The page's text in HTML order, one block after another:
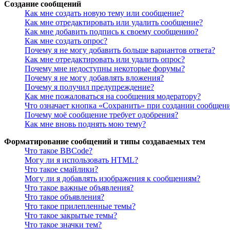
Создание сообщений
Как мне создать новую тему или сообщение?
Как мне отредактировать или удалить сообщение?
Как мне добавить подпись к своему сообщению?
Как мне создать опрос?
Почему я не могу добавить больше вариантов ответа?
Как мне отредактировать или удалить опрос?
Почему мне недоступны некоторые форумы?
Почему я не могу добавлять вложения?
Почему я получил предупреждение?
Как мне пожаловаться на сообщения модератору?
Что означает кнопка «Сохранить» при создании
Почему моё сообщение требует одобрения?
Как мне вновь поднять мою тему?
Форматирование сообщений и типы создаваемых тем
Что такое BBCode?
Могу ли я использовать HTML?
Что такое смайлики?
Могу ли я добавлять изображения к сообщениям?
Что такое важные объявления?
Что такое объявления?
Что такое прилепленные темы?
Что такое закрытые темы?
Что такое значки тем?